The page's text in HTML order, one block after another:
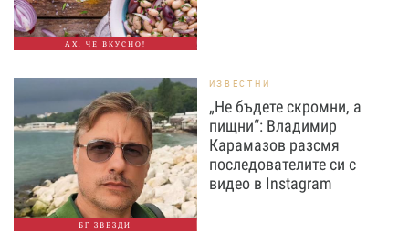
АХ, ЧЕ ВКУСНО!
БГ ЗВЕЗДИ
ИЗВЕСТНИ
„Не бъдете скромни, а
пищни“: Владимир
Карамазов разсмя
последователите си с
видео в Instagram